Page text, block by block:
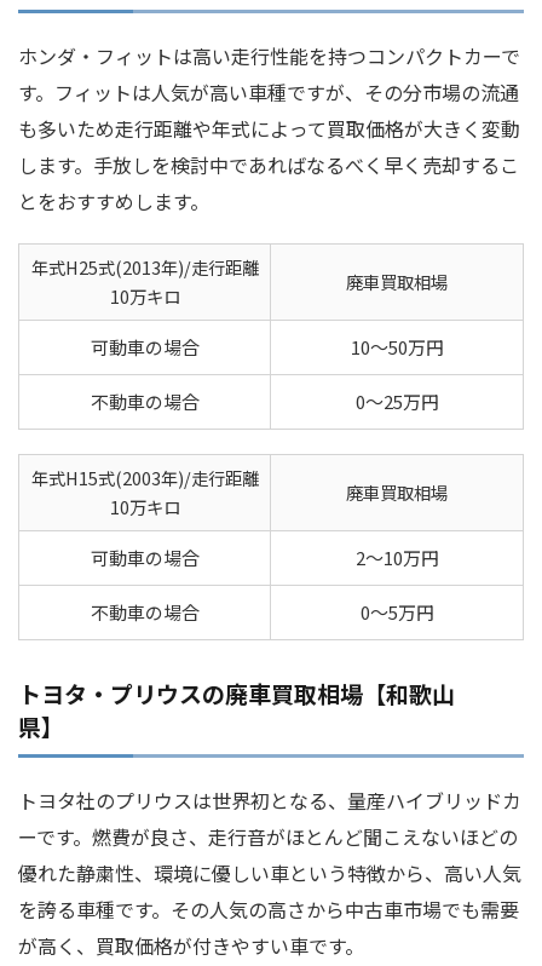
ホンダ・フィットは高い走行性能を持つコンパクトカーで
す。フィットは人気が高い車種ですが、その分市場の流通
も多いため走行距離や年式によって買取価格が大きく変動
します。手放しを検討中であればなるべく早く売却するこ
とをおすすめします。
年式H25式(2013年)/走行距離
10万キロ
廃車買取相場
可動車の場合 10～50万円
不動車の場合 0～25万円
年式H15式(2003年)/走行距離
10万キロ
廃車買取相場
可動車の場合 2～10万円
不動車の場合 0～5万円
トヨタ・プリウスの廃車買取相場【和歌山
県】
トヨタ社のプリウスは世界初となる、量産ハイブリッドカ
ーです。燃費が良さ、走行音がほとんど聞こえないほどの
優れた静粛性、環境に優しい車という特徴から、高い人気
を誇る車種です。その人気の高さから中古車市場でも需要
が高く、買取価格が付きやすい車です。